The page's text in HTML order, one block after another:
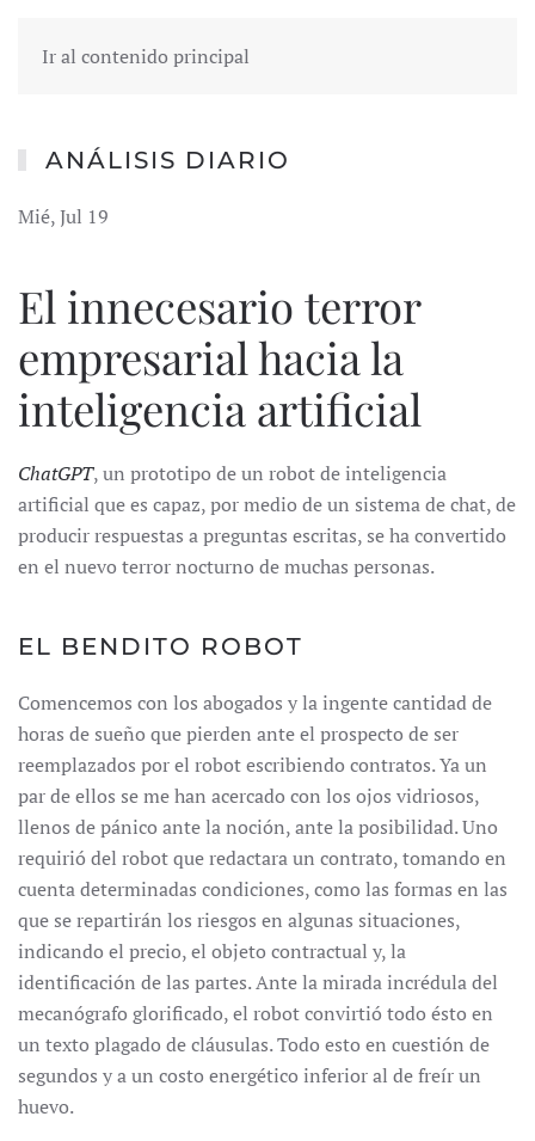
Ir al contenido principal
ANÁLISIS DIARIO
Mié, Jul 19
El innecesario terror
empresarial hacia la
inteligencia artificial
ChatGPT, un prototipo de un robot de inteligencia
artificial que es capaz, por medio de un sistema de chat, de
producir respuestas a preguntas escritas, se ha convertido
en el nuevo terror nocturno de muchas personas.
EL BENDITO ROBOT
Comencemos con los abogados y la ingente cantidad de
horas de sueño que pierden ante el prospecto de ser
reemplazados por el robot escribiendo contratos. Ya un
par de ellos se me han acercado con los ojos vidriosos,
llenos de pánico ante la noción, ante la posibilidad. Uno
requirió del robot que redactara un contrato, tomando en
cuenta determinadas condiciones, como las formas en las
que se repartirán los riesgos en algunas situaciones,
indicando el precio, el objeto contractual y, la
identificación de las partes. Ante la mirada incrédula del
mecanógrafo glorificado, el robot convirtió todo ésto en
un texto plagado de cláusulas. Todo esto en cuestión de
segundos y a un costo energético inferior al de freír un
huevo.